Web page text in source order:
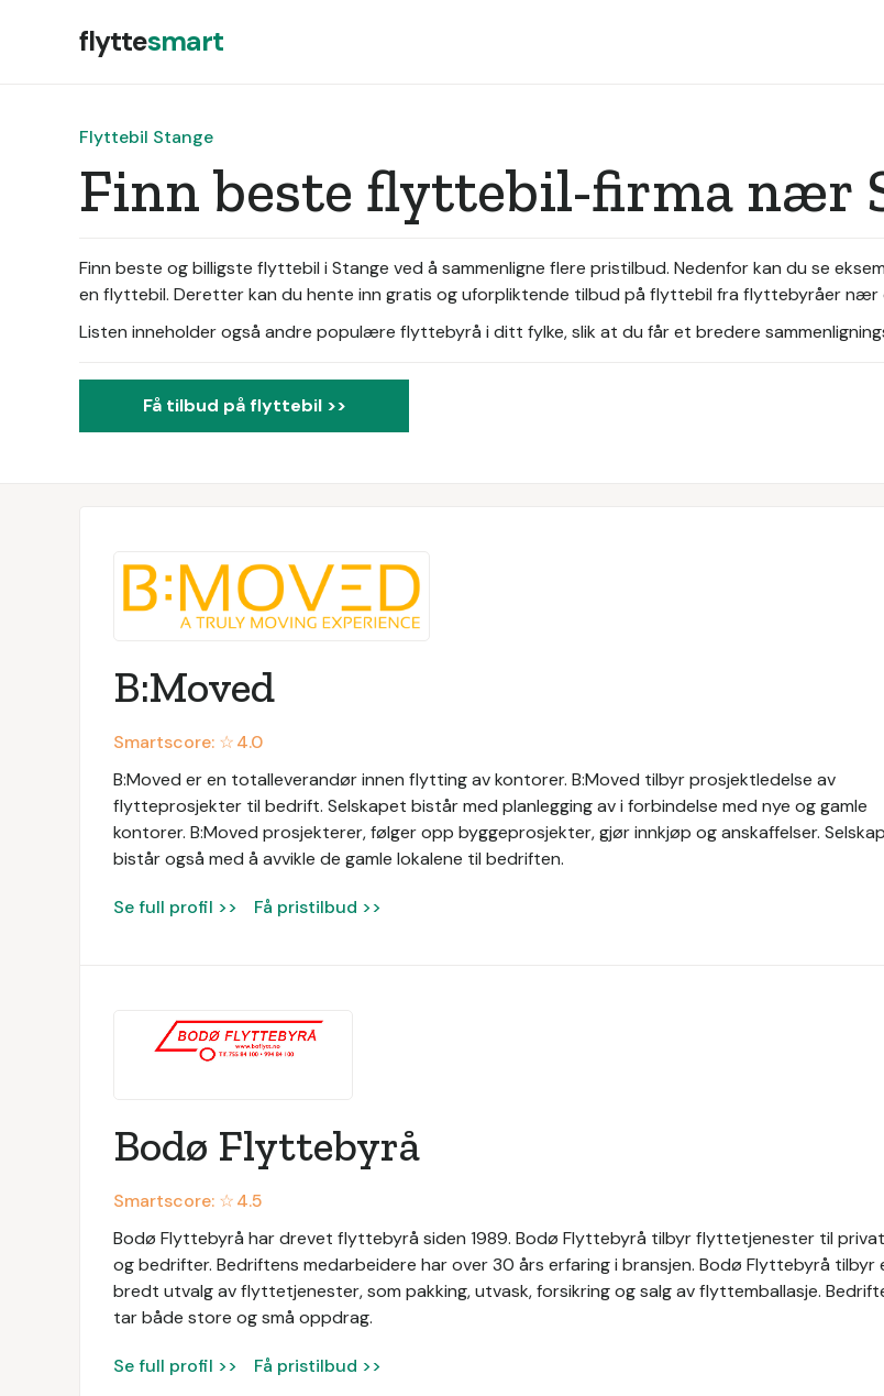
flyttesmart
Flyttebil Stange
Finn beste flyttebil-firma nær
Finn beste og billigste flyttebil i Stange ved å sammenligne flere pristilbud. Nedenfor kan du se
en flyttebil. Deretter kan du hente inn gratis og uforpliktende tilbud på flyttebil fra flyttebyråer nær
Listen inneholder også andre populære flyttebyrå i ditt fylke, slik at du får et bredere
Få tilbud på flyttebil >>
B:Moved
Smartscore: ☆4.0
B:Moved er en totalleverandør innen flytting av kontorer. B:Moved tilbyr prosjektledelse av
flytteprosjekter til bedrift. Selskapet bistår med planlegging av i forbindelse med nye og gamle
kontorer. B:Moved prosjekterer, følger opp byggeprosjekter, gjør innkjøp og anskaffelser.
bistår også med å avvikle de gamle lokalene til bedriften.
Se full profil >> Få pristilbud >>
Bodø Flyttebyrå
Smartscore: ☆4.5
Bodø Flyttebyrå har drevet flyttebyrå siden 1989. Bodø Flyttebyrå tilbyr flyttetjenester til
og bedrifter. Bedriftens medarbeidere har over 30 års erfaring i bransjen. Bodø Flyttebyrå tilbyr
bredt utvalg av flyttetjenester, som pakking, utvask, forsikring og salg av flyttemballasje.
tar både store og små oppdrag.
Se full profil >> Få pristilbud >>